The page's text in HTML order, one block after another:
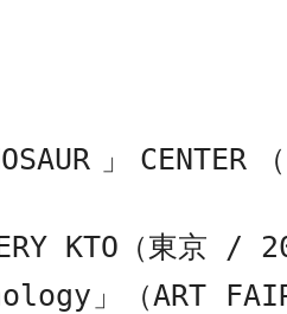
」 CENTER
KTO （東京 /
」（ART